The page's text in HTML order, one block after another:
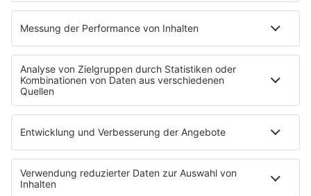
10.02.2025 Folge 147
Icehouse - Hey Little Girl
INFO
03.02.2025
27.01.2025 Folge 145
Guns N’ Roses - Sweet Child o’ Mine